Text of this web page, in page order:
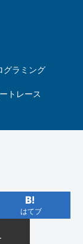
グラミング
トレース
はてブ